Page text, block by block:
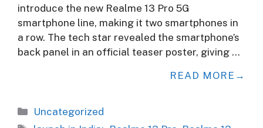
introduce the new Realme 13 Pro 5G
smartphone line, making it two smartphones in
a row. The tech star revealed the smartphone’s
back panel in an official teaser poster, giving …
READ MORE
Categories
Uncategorized